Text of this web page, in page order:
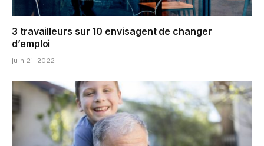
3 travailleurs sur 10 envisagent de changer
d’emploi
juin 21, 2022